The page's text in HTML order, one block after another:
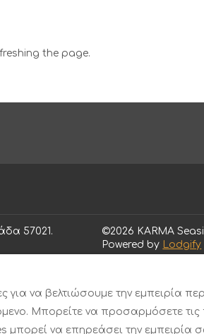
the page.
57021 .
©2026 KARMA
Powered by
Lodgify
για να βελτιώσουμε την εμπειρία
Μπορείτε να προσαρμόσετε
να επηρεάσει την εμπειρία